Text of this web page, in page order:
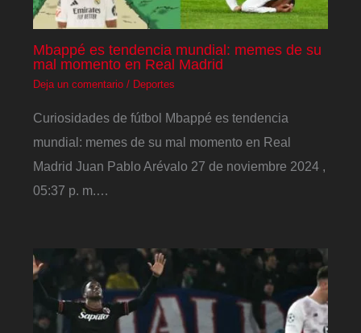
Mbappé es tendencia mundial: memes de su
mal momento en Real Madrid
Deja un comentario / Deportes
Curiosidades de fútbol Mbappé es tendencia
mundial: memes de su mal momento en Real
Madrid Juan Pablo Arévalo 27 de noviembre 2024 ,
05:37 p. m.…